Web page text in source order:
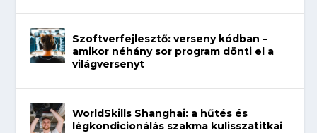
Szoftverfejlesztő: verseny kódban –
amikor néhány sor program dönti el a
világversenyt
WorldSkills Shanghai: a hűtés és
légkondicionálás szakma kulisszatitkai